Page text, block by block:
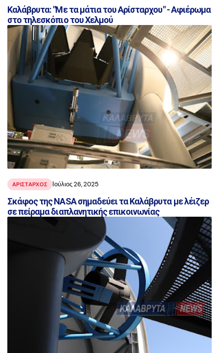
Καλάβρυτα: "Με τα μάτια του Αρίσταρχου" - Αφιέρωμα
στο τηλεσκόπιο του Χελμού
ΑΡΙΣΤΑΡΧΟΣ Ιούλιος 26, 2025
Σκάφος της NASA σημαδεύει τα Καλάβρυτα με λέιζερ
σε πείραμα διαπλανητικής επικοινωνίας